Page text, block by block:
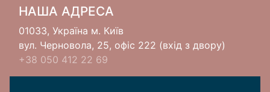
Лондоне...
НАША АДРЕСА
01033, Україна м. Київ
вул. Черновола, 25, офіс 222 (вхід з двору)
+38 050 412 22 69